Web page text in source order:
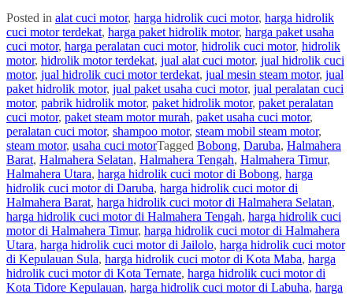
Posted in alat cuci motor, harga hidrolik cuci motor, harga hidrolik
cuci motor terdekat, harga paket hidrolik motor, harga paket usaha
cuci motor, harga peralatan cuci motor, hidrolik cuci motor, hidrolik
motor, hidrolik motor terdekat, jual alat cuci motor, jual hidrolik cuci
motor, jual hidrolik cuci motor terdekat, jual mesin steam motor, jual
paket hidrolik motor, jual paket usaha cuci motor, jual peralatan cuci
motor, pabrik hidrolik motor, paket hidrolik motor, paket peralatan
cuci motor, paket steam motor murah, paket usaha cuci motor,
peralatan cuci motor, shampoo motor, steam mobil steam motor,
steam motor, usaha cuci motorTagged Bobong, Daruba, Halmahera
Barat, Halmahera Selatan, Halmahera Tengah, Halmahera Timur,
Halmahera Utara, harga hidrolik cuci motor di Bobong, harga
hidrolik cuci motor di Daruba, harga hidrolik cuci motor di
Halmahera Barat, harga hidrolik cuci motor di Halmahera Selatan,
harga hidrolik cuci motor di Halmahera Tengah, harga hidrolik cuci
motor di Halmahera Timur, harga hidrolik cuci motor di Halmahera
Utara, harga hidrolik cuci motor di Jailolo, harga hidrolik cuci motor
di Kepulauan Sula, harga hidrolik cuci motor di Kota Maba, harga
hidrolik cuci motor di Kota Ternate, harga hidrolik cuci motor di
Kota Tidore Kepulauan, harga hidrolik cuci motor di Labuha, harga